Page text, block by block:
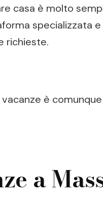
casa è molto
specializzata
richieste.
è
a